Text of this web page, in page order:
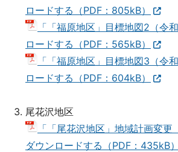
ロードする（PDF：805kB）
「「福原地区」目標地図2（令
ロードする（PDF：565kB）
「「福原地区」目標地図3（令
ロードする（PDF：604kB）
尾花沢地区
「「尾花沢地区」地域計画変
ダウンロードする（PDF：435kB）